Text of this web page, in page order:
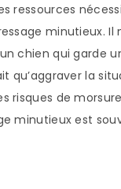
ressources
minutieux. Il
chien qui garde
qu’aggraver la
risques de
minutieux est